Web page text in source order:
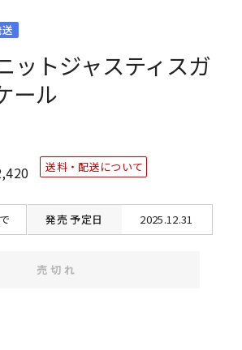
ットジャスティスガ
ール
SALE
送料・配送について
発売予定日 2025.12.31
売切れ